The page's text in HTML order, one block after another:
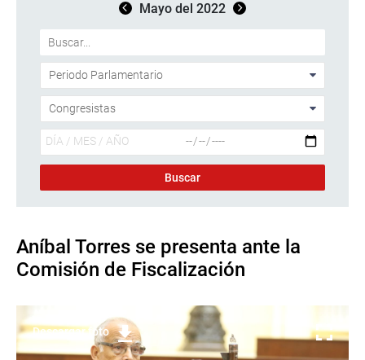
Mayo del 2022
Aníbal Torres se presenta ante la
Comisión de Fiscalización
Descargar foto